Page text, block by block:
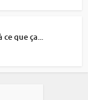
ce que ça...